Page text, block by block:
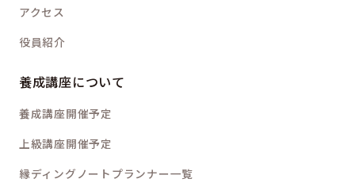
アクセス
役員紹介
養成講座について
養成講座開催予定
上級講座開催予定
縁ディングノートプランナー一覧